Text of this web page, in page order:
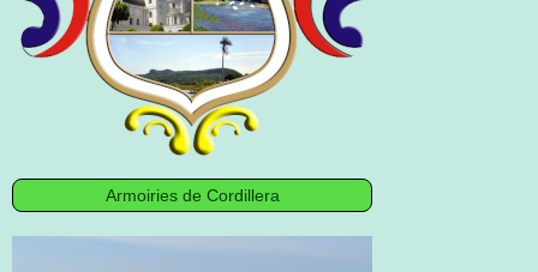
Armoiries de Cordillera